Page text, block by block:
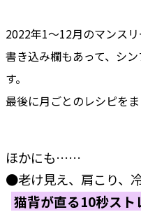
2022年1～12月のマンスリ
書き込み欄もあって、シ
す。
最後に月ごとのレシピを
ほかにも……
●老け見え、肩こり、
猫背が直る10秒スト